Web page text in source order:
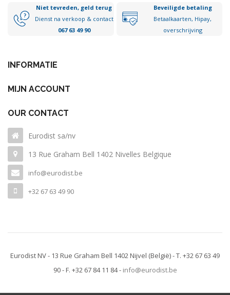
Niet tevreden, geld terug
Dienst na verkoop & contact
067 63 49 90
Beveiligde betaling
Betaalkaarten, Hipay,
overschrijving
INFORMATIE
MIJN ACCOUNT
OUR CONTACT
Eurodist sa/nv
13 Rue Graham Bell 1402 Nivelles Belgique
info@eurodist.be
+32 67 63 49 90
Eurodist NV - 13 Rue Graham Bell 1402 Nijvel (België)- T. +32 67 63 49
90 - F. +32 67 84 11 84 - info@eurodist.be